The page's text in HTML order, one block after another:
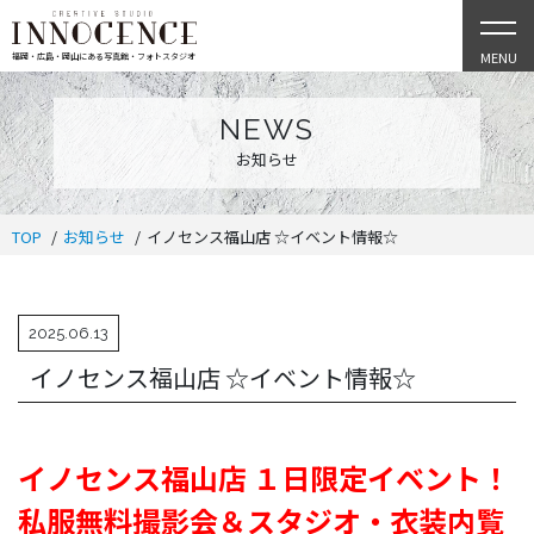
福岡・広島・岡山にある写真館・フォトスタジオ MENU
NEWS
お知らせ
TOP お知らせ イノセンス福山店 ☆イベント情報☆
2025.06.13
イノセンス福山店 ☆イベント情報☆
イノセンス福山店 １日限定イベント！
私服無料撮影会＆スタジオ・衣装内覧